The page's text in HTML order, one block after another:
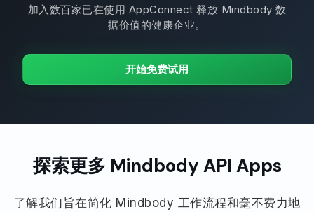
加入数百家已在使用 AppConnect 释放 Mindbody 数
据价值的健康企业。
开始免费试用
探索更多 Mindbody API Apps
了解我们旨在简化 Mindbody 工作流程和毫不费力地